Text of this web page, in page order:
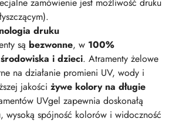
druku
są bezwonne, w 100%
i dzieci. Atramenty żelowe
na działanie promieni UV, wody i
jakości żywe kolory na długie
UVgel zapewnia doskonałą
wysoką spójność kolorów i widoczność